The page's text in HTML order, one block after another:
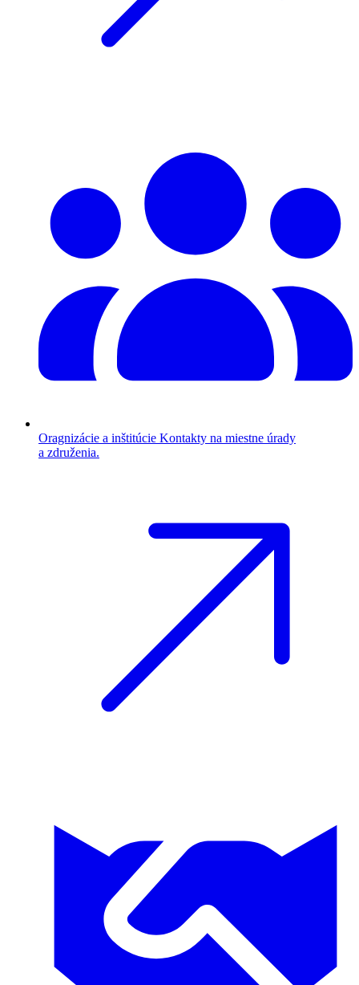
Oragnizácie a inštitúcie Kontakty na miestne úrady
a združenia.